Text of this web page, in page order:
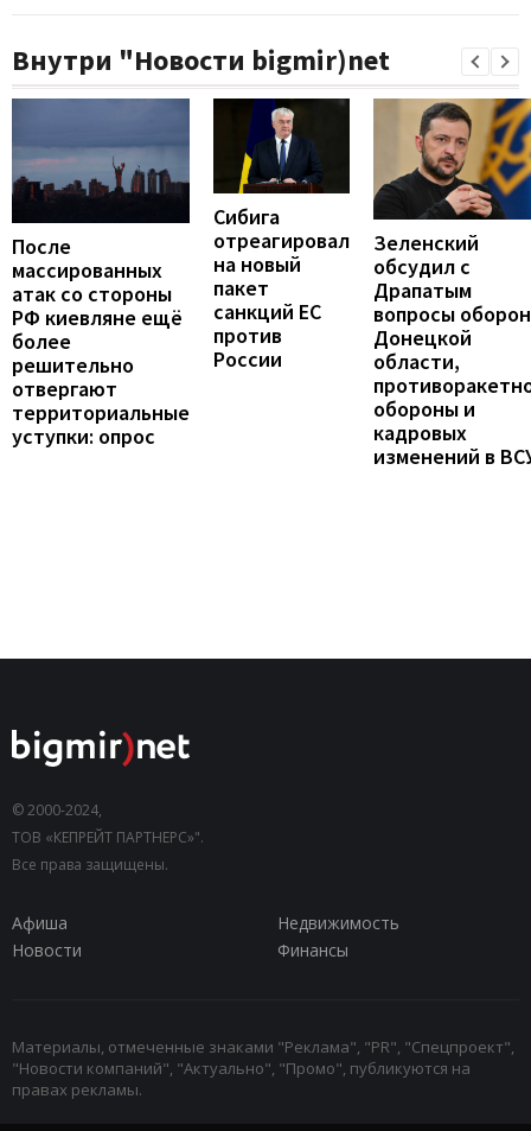
Внутри "Новости bigmir)net
После
массированных
атак со стороны
РФ киевляне ещё
более
решительно
отвергают
территориальные
уступки: опрос
Сибига
отреагировал
на новый
пакет
санкций ЕС
против
России
Зеленский
обсудил с
Драпатым
вопросы
Донецкой
области,
обороны и
кадровых
изменений в
© 2000-2024,
ТОВ «КЕПРЕЙТ ПАРТНЕРС»".
Все права защищены.
Афиша
Недвижимость
Новости
Финансы
Материалы, отмеченные знаками "Реклама", "PR", "Спецпроект",
"Новости компаний", "Актуально", "Промо", публикуются на
правах рекламы.